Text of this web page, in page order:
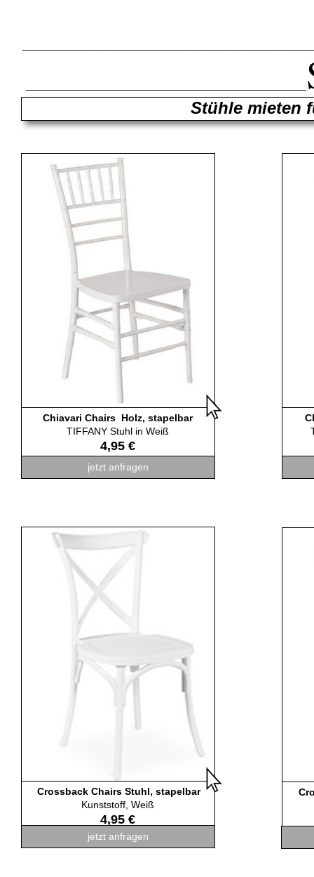
Stühle mieten
Chiavari Chairs Holz, stapelbar
TIFFANY Stuhl in Weiß
4,95 €
jetzt anfragen
Crossback Chairs Stuhl, stapelbar
Kunststoff, Weiß
4,95 €
jetzt anfragen